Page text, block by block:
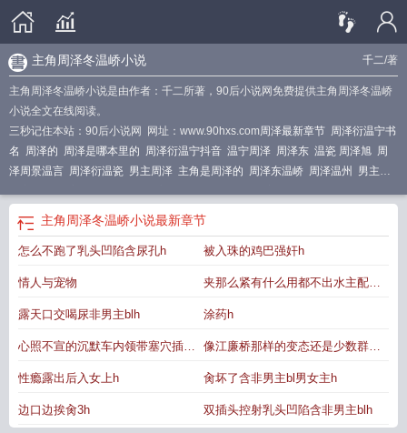
千二/著
主角周泽冬温峤小说
主角周泽冬温峤小说是由作者：千二所著，90后小说网免费提供主角周泽冬温峤
小说全文在线阅读。
三秒记住本站：90后小说网 网址：www.90hxs.com周泽最新章节 周泽衍温宁书
名 周泽的 周泽是哪本里的 周泽衍温宁抖音 温宁周泽 周泽东 温瓷 周泽旭 周
泽周景温言 周泽衍温瓷 男主周泽 主角是周泽的 周泽东温峤 周泽温州 男主角
泽是什么
周泽盛温玥许棠全文笔趣阁
主角周泽冬温峤小说最新章节
怎么不跑了乳头凹陷含尿孔h 被入珠的鸡巴强奸h
情人与宠物 夹那么紧有什么用都不出水主配角
h
露天口交喝尿非男主blh 涂药h
心照不宣的沉默车内领带塞穴插入
h
像江廉桥那样的变态还是少数群体
女上旁
性瘾露出后入女上h 肏坏了含非男主bl男女主h
边口边挨肏3h 双插头控射乳头凹陷含非男主blh